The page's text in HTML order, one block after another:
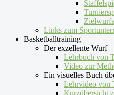
Links zum
Basketballtraining
Der exzellente Wurf
Lehrbuch von
Video zur
Ein visuelles Buch
Lehrvideo von
Kurzübersicht